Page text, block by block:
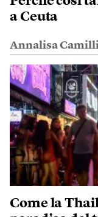
a Ceuta
Annalisa
Come la